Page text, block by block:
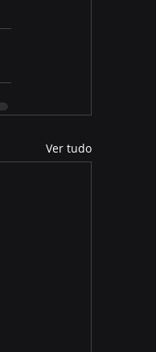
Ver tudo